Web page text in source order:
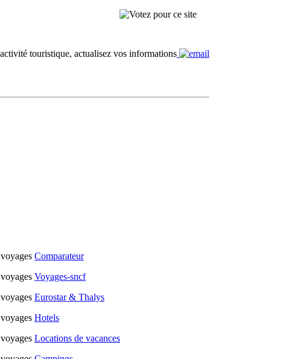
touristique, actualisez vos informations
Comparateur
Voyages-sncf
Eurostar & Thalys
Hotels
Locations de vacances